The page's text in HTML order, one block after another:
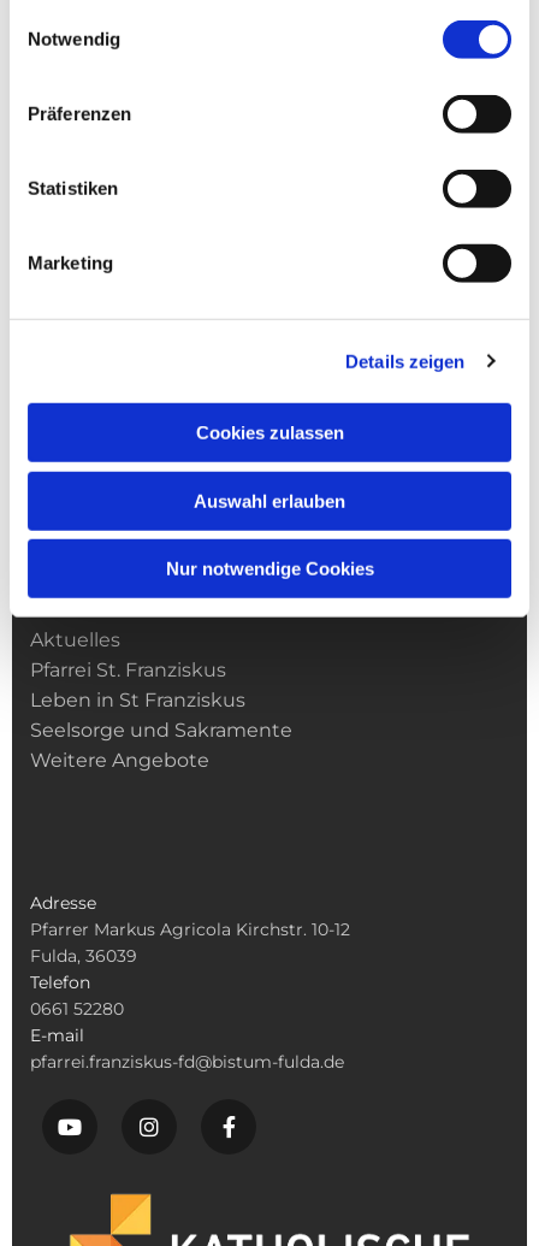
Notwendig
Präferenzen
Statistiken
Marketing
Details zeigen
Cookies zulassen
Auswahl erlauben
Nur notwendige Cookies
Kirchengemeinde­­ St. Franziskus
Aktuelles
Pfarrei St. Franziskus
Leben in St Franziskus
Seelsorge und Sakramente
Weitere Angebote
Adresse
Pfarrer Markus Agricola Kirchstr. 10-12
Fulda, 36039
Telefon
0661 52280
E-mail
pfarrei.franziskus-fd@bistum-fulda.de